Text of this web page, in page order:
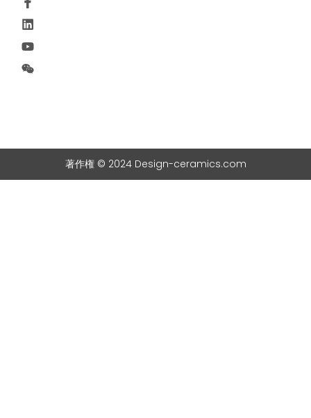
著作権 © 2024 Design-ceramics.com